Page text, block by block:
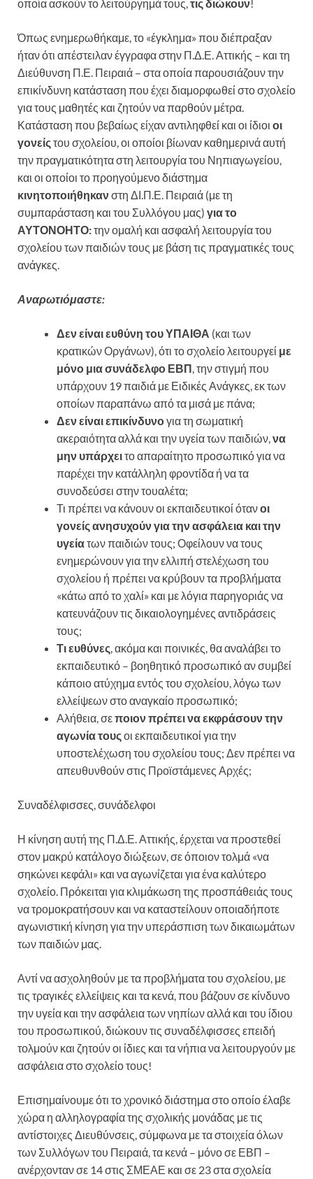
οποία ασκούν το λειτούργημά τους, τις διώκουν!
Όπως ενημερωθήκαμε, το «έγκλημα» που διέπραξαν
ήταν ότι απέστειλαν έγγραφα στην Π.Δ.Ε. Αττικής – και τη
Διεύθυνση Π.Ε. Πειραιά – στα οποία παρουσιάζουν την
επικίνδυνη κατάσταση που έχει διαμορφωθεί στο σχολείο
για τους μαθητές και ζητούν να παρθούν μέτρα.
Κατάσταση που βεβαίως είχαν αντιληφθεί και οι ίδιοι οι
γονείςτου σχολείου, οι οποίοι βίωναν καθημερινά αυτή
την πραγματικότητα στη λειτουργία του Νηπιαγωγείου,
και οι οποίοι το προηγούμενο διάστημα
κινητοποιήθηκανστη ΔΙ.Π.Ε. Πειραιά (με τη
συμπαράσταση και του Συλλόγου μας) για το
ΑΥΤΟΝΟΗΤΟ:την ομαλή και ασφαλή λειτουργία του
σχολείου των παιδιών τους με βάση τις πραγματικές τους
ανάγκες.
Αναρωτιόμαστε:
Δεν είναι ευθύνη του ΥΠΑΙΘΑ (και των
κρατικών Οργάνων), ότι το σχολείο λειτουργεί με
μόνο μια συνάδελφο ΕΒΠ , την στιγμή που
υπάρχουν 19 παιδιά με Ειδικές Ανάγκες, εκ των
οποίων παραπάνω από τα μισά με πάνα;
Δεν είναι επικίνδυνογια τη σωματική
ακεραιότητα αλλά και την υγεία των παιδιών, να
μην υπάρχειτο απαραίτητο προσωπικό για να
παρέχει την κατάλληλη φροντίδα ή να τα
συνοδεύσει στην τουαλέτα;
Τι πρέπει να κάνουν οι εκπαιδευτικοί ότανοι
γονείς ανησυχούν για την ασφάλεια και την
υγείατων παιδιών τους; Οφείλουν να τους
ενημερώνουν για την ελλιπή στελέχωση του
σχολείου ή πρέπει να κρύβουν τα προβλήματα
«κάτω από το χαλί» και με λόγια παρηγοριάς να
κατευνάζουν τις δικαιολογημένες αντιδράσεις
τους;
Τι ευθύνες , ακόμα και ποινικές, θα αναλάβει το
εκπαιδευτικό – βοηθητικό προσωπικό αν συμβεί
κάποιο ατύχημα εντός του σχολείου, λόγω των
ελλείψεων στο αναγκαίο προσωπικό;
Αλήθεια, σεποιον πρέπει να εκφράσουν την
αγωνία τουςοι εκπαιδευτικοί για την
υποστελέχωση του σχολείου τους; Δεν πρέπει να
απευθυνθούν στις Προϊστάμενες Αρχές;
Συναδέλφισσες, συνάδελφοι
Η κίνηση αυτή της Π.Δ.Ε. Αττικής, έρχεται να προστεθεί
στον μακρύ κατάλογο διώξεων, σε όποιον τολμά «να
σηκώνει κεφάλι» και να αγωνίζεται για ένα καλύτερο
σχολείο. Πρόκειται για κλιμάκωση της προσπάθειάς τους
να τρομοκρατήσουν και να καταστείλουν οποιαδήποτε
αγωνιστική κίνηση για την υπεράσπιση των δικαιωμάτων
των παιδιών μας.
Αντί να ασχοληθούν με τα προβλήματα του σχολείου, με
τις τραγικές ελλείψεις και τα κενά, που βάζουν σε κίνδυνο
την υγεία και την ασφάλεια των νηπίων αλλά και του ίδιου
του προσωπικού, διώκουν τις συναδέλφισσες επειδή
τολμούν και ζητούν οι ίδιες και τα νήπια να λειτουργούν με
ασφάλεια στο σχολείο τους!
Επισημαίνουμε ότι το χρονικό διάστημα στο οποίο έλαβε
χώρα η αλληλογραφία της σχολικής μονάδας με τις
αντίστοιχες Διευθύνσεις, σύμφωνα με τα στοιχεία όλων
των Συλλόγων του Πειραιά, τα κενά – μόνο σε ΕΒΠ –
ανέρχονταν σε 14 στις ΣΜΕΑΕ και σε 23 στα σχολεία